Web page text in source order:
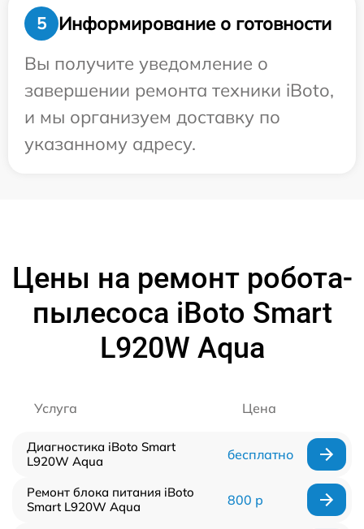
5
Информирование о готовности
Вы получите уведомление о
завершении ремонта техники iBoto,
и мы организуем доставку по
указанному адресу.
Цены на ремонт робота-
пылесоса iBoto Smart
L920W Aqua
Услуга Цена
Диагностика iBoto Smart
L920W Aqua
бесплатно
Ремонт блока питания iBoto
Smart L920W Aqua
800 р